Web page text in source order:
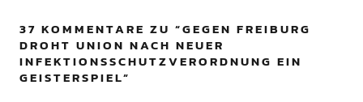
37 KOMMENTARE ZU “GEGEN FREIBURG
DROHT UNION NACH NEUER
INFEKTIONSSCHUTZVERORDNUNG EIN
GEISTERSPIEL”